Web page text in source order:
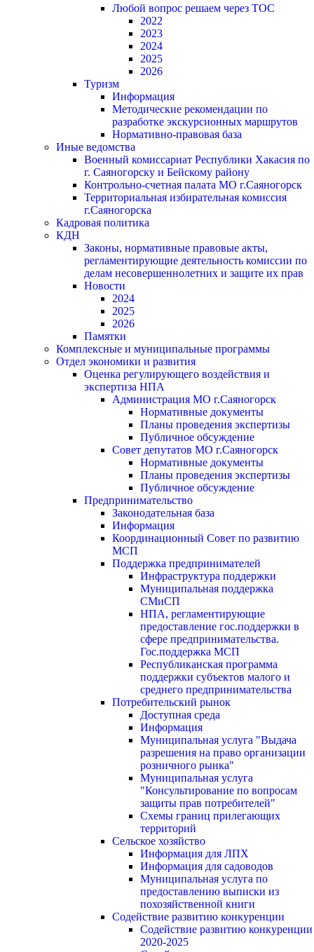
Любой вопрос решаем через ТОС
2022
2023
2024
2025
2026
Туризм
Информация
Методические рекомендации по
разработке экскурсионных маршрутов
Нормативно-правовая база
Иные ведомства
Военный комиссариат Республики Хакасия по
г. Саяногорску и Бейскому району
Контрольно-счетная палата МО г.Саяногорск
Территориальная избирательная комиссия
г.Саяногорска
Кадровая политика
КДН
Законы, нормативные правовые акты,
регламентирующие деятельность комиссии по
делам несовершеннолетних и защите их прав
Новости
2024
2025
2026
Памятки
Комплексные и муниципальные программы
Отдел экономики и развития
Оценка регулирующего воздействия и
экспертиза НПА
Администрация МО г.Саяногорск
Нормативные документы
Планы проведения экспертизы
Публичное обсуждение
Совет депутатов МО г.Саяногорск
Нормативные документы
Планы проведения экспертизы
Публичное обсуждение
Предпринимательство
Законодательная база
Информация
Координационный Совет по развитию
МСП
Поддержка предпринимателей
Инфраструктура поддержки
Муниципальная поддержка
СМиСП
НПА, регламентирующие
предоставление гос.поддержки в
сфере предпринимательства.
Гос.поддержка МСП
Республиканская программа
поддержки субъектов малого и
среднего предпринимательства
Потребительский рынок
Доступная среда
Информация
Муниципальная услуга "Выдача
разрешения на право организации
розничного рынка"
Муниципальная услуга
"Консультирование по вопросам
защиты прав потребителей"
Схемы границ прилегающих
территорий
Сельское хозяйство
Информация для ЛПХ
Информация для садоводов
Муниципальная услуга по
предоставлению выписки из
похозяйственной книги
Содействие развитию конкуренции
Содействие развитию конкуренции
2020-2025